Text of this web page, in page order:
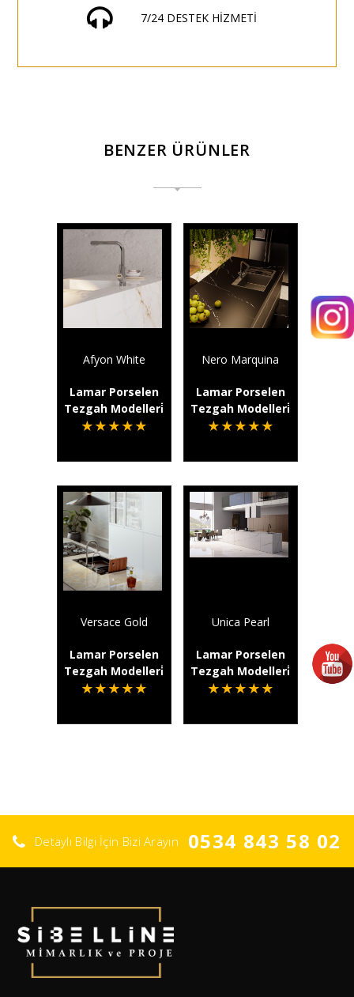
7/24 DESTEK HİZMETİ
BENZER ÜRÜNLER
Afyon White
Lamar Porselen
Tezgah Modelleri̇
★ ★ ★ ★ ★
Nero Marquina
Lamar Porselen
Tezgah Modelleri̇
★ ★ ★ ★ ★
Versace Gold
Lamar Porselen
Tezgah Modelleri̇
★ ★ ★ ★ ★
Unica Pearl
Lamar Porselen
Tezgah Modelleri̇
★ ★ ★ ★ ★
Detaylı Bilgi İçin Bizi Arayın 0534 843 58 02